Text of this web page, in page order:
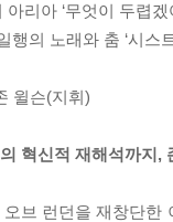
리아 ‘무엇이 두렵겠
행의 노래와 춤 ‘시스
윌슨(지휘)
의 혁신적 재해석까
브 런던을 재창단